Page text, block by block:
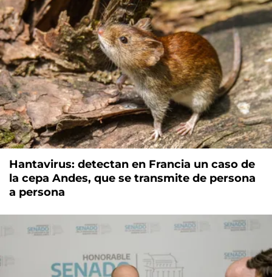
Hantavirus: detectan en Francia un caso de
la cepa Andes, que se transmite de persona
a persona